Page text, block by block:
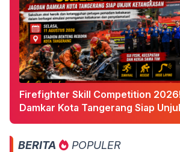
Firefighter Skill Competition
Damkar Kota Tangerang Siap
BERITA POPULER